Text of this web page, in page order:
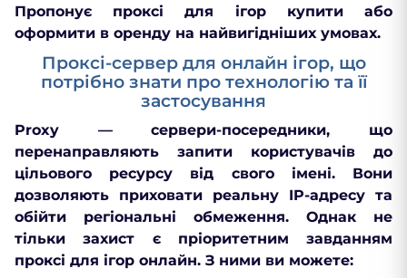
Пропонує проксі для ігор купити або
оформити в оренду на найвигідніших умовах.
Проксі-сервер для онлайн ігор, що
потрібно знати про технологію та її
застосування
Proxy — сервери-посередники, що
перенаправляють запити користувачів до
цільового ресурсу від свого імені. Вони
дозволяють приховати реальну IP-адресу та
обійти регіональні обмеження. Однак не
тільки захист є пріоритетним завданням
проксі для ігор онлайн. З ними ви можете: